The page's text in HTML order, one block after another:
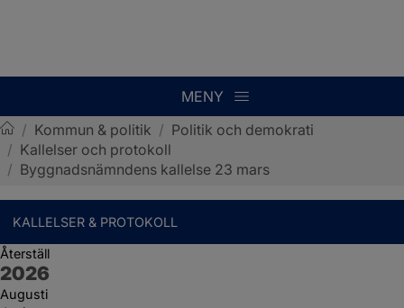
MENY
Sotenäs kommun
/ Kommun & politik / Politik och demokrati
/ Kallelser och protokoll
/ Byggnadsnämndens kallelse 23 mars
KALLELSER & PROTOKOLL
Återställ
År:
2026
Augusti